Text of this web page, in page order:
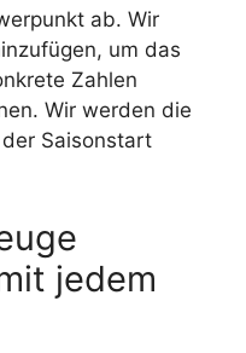
ab. Wir
um das
Zahlen
Wir werden die
Saisonstart
jedem